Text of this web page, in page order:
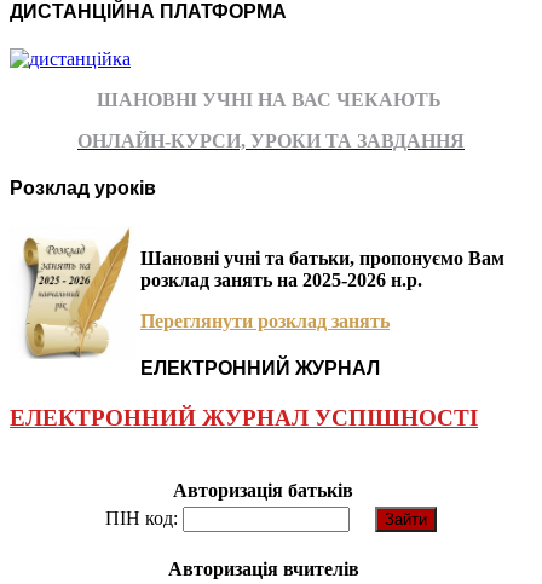
ДИСТАНЦІЙНА ПЛАТФОРМА
ШАНОВНІ УЧНІ НА ВАС ЧЕКАЮТЬ
ОНЛАЙН-КУРСИ, УРОКИ ТА ЗАВДАННЯ
Розклад уроків
Шановні учні та батьки, пропонуємо Вам
розклад занять на 2025-2026 н.р.
Переглянути розклад занять
ЕЛЕКТРОННИЙ ЖУРНАЛ
ЕЛЕКТРОННИЙ ЖУРНАЛ УСПІШНОСТІ
Авторизація батьків
ПІН код:
Авторизація вчителів